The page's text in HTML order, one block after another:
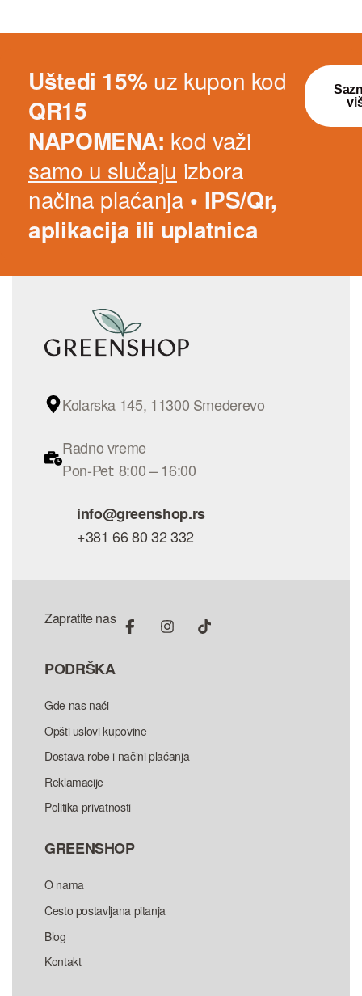
Uštedi 15% uz kupon kod
QR15
NAPOMENA: kod važi
samo u slučaju izbora
načina plaćanja • IPS/Qr,
aplikacija ili uplatnica
Kolarska 145, 11300 Smederevo
Radno vreme
Pon-Pet: 8:00 – 16:00
info@greenshop.rs
+381 66 80 32 332
Zapratite nas
PODRŠKA
Gde nas naći
Opšti uslovi kupovine
Dostava robe i načini plaćanja
Reklamacije
Politika privatnosti
GREENSHOP
O nama
Često postavljana pitanja
Blog
Kontakt